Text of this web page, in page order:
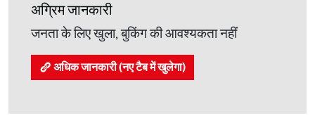
अग्रिम जानकारी
जनता के लिए खुला, बुकिंग की आवश्यकता नहीं
अधिक जानकारी (नए टैब में खुलेगा)